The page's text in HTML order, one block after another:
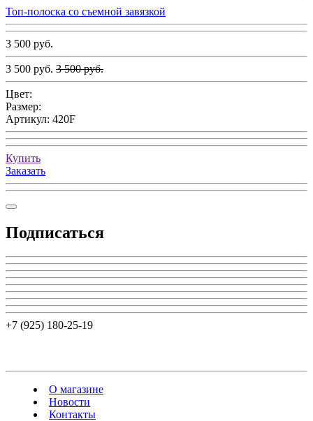
Топ-полоска со съемной завязкой
3 500 руб.
3 500 руб. 3 500 руб.
Цвет:
Размер:
Артикул: 420F
Купить
Заказать
Подписаться
+7 (925) 180-25-19
О магазине
Новости
Контакты